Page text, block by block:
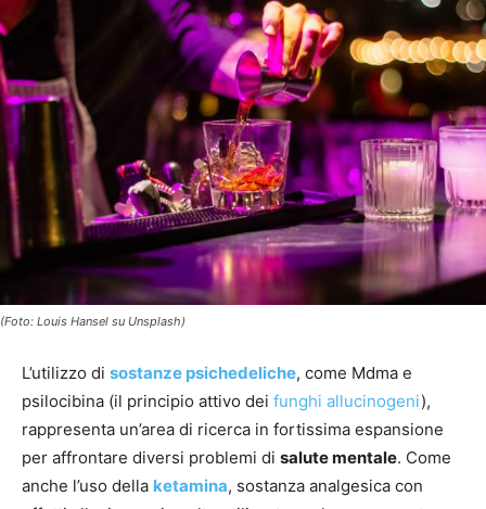
(Foto: Louis Hansel su Unsplash)
L’utilizzo di sostanze psichedeliche, come Mdma e
psilocibina (il principio attivo dei funghi allucinogeni),
rappresenta un’area di ricerca in fortissima espansione
per affrontare diversi problemi di salute mentale. Come
anche l’uso della ketamina, sostanza analgesica con